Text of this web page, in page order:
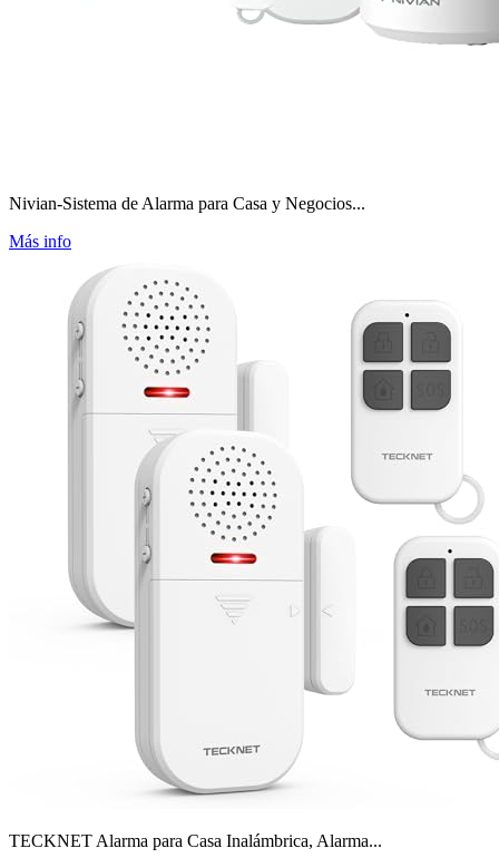
Nivian-Sistema de Alarma para Casa y Negocios...
Más info
TECKNET Alarma para Casa Inalámbrica, Alarma...